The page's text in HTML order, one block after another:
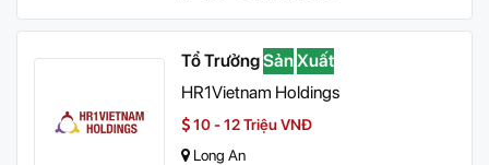
Tổ TrưởngSảnXuất
HR1Vietnam Holdings
10 - 12 Triệu VNĐ
Long An